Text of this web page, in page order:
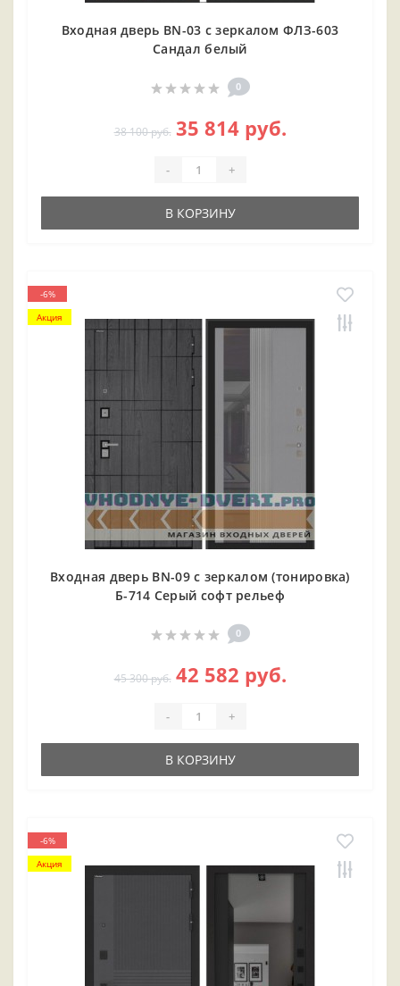
Входная дверь BN-03 с зеркалом ФЛЗ-603
Сандал белый
0
38 100 руб. 35 814 руб.
- +
В КОРЗИНУ
-6%
Акция
Входная дверь BN-09 с зеркалом (тонировка)
Б-714 Серый софт рельеф
0
45 300 руб. 42 582 руб.
- +
В КОРЗИНУ
-6%
Акция